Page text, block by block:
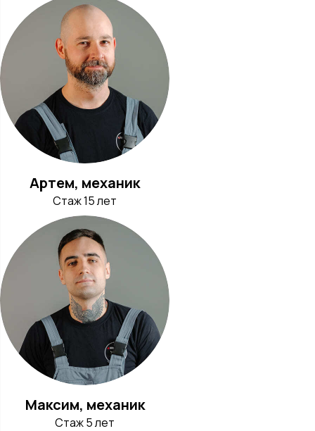
Артем, механик
Стаж 15 лет
Максим, механик
Стаж 5 лет